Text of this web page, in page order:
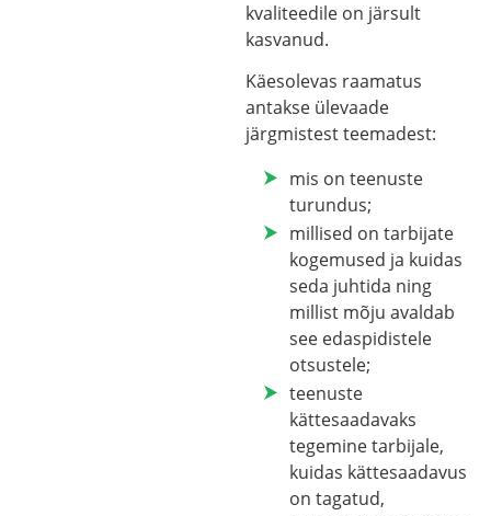
kvaliteedile on järsult
kasvanud.
Käesolevas raamatus
antakse ülevaade
järgmistest teemadest:
mis on teenuste
turundus;
millised on tarbijate
kogemused ja kuidas
seda juhtida ning
millist mõju avaldab
see edaspidistele
otsustele;
teenuste
kättesaadavaks
tegemine tarbijale,
kuidas kättesaadavus
on tagatud,